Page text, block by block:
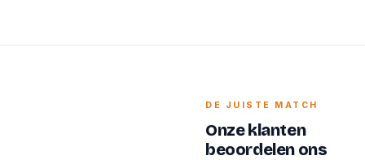
DE JUISTE MATCH
Onze klanten
beoordelen ons